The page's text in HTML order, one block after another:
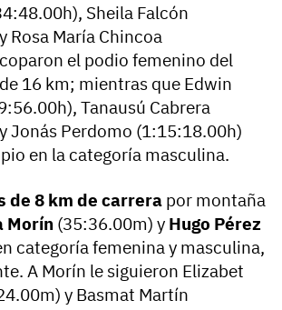
Sheila Falcón
Rosa María Chincoa
el podio femenino del
16 km; mientras que Edwin
Tanausú Cabrera
Jonás Perdomo (1:15:18.00h)
en la categoría masculina.
de 8 km de carrera por montaña
Morín (35:36.00m) y Hugo Pérez
categoría femenina y masculina,
A Morín le siguieron Elizabet
y Basmat Martín